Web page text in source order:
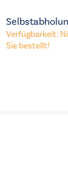
Verfügbarkeit:
Sie bestellt!